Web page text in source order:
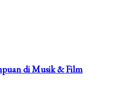
di Musik & Film